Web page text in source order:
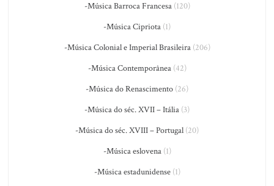
-Música Barroca Francesa(120)
-Música Cipriota (1)
-Música Colonial e Imperial Brasileira(206)
-Música Contemporânea(42)
-Música do Renascimento (26)
-Música do séc. XVII – Itália (3)
-Música do séc. XVIII – Portugal (20)
-Música eslovena(1)
-Música estadunidense(1)